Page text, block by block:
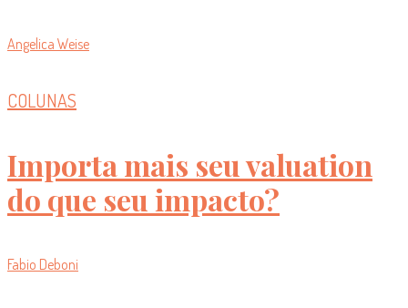
Angelica Weise
COLUNAS
Importa mais seu valuation
do que seu impacto?
Fabio Deboni